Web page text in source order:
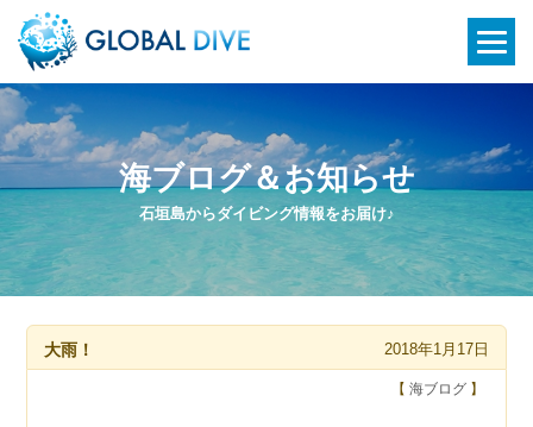
石垣島からダイビング情報をお届け♪
海ブログ＆お知らせ
大雨！ 2018年1月17日
【 海ブログ】